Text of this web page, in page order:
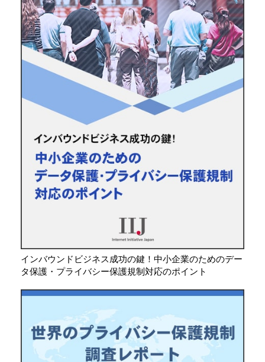
インバウンドビジネス成功の鍵！中小企業のためのデー
タ保護・プライバシー保護規制対応のポイント